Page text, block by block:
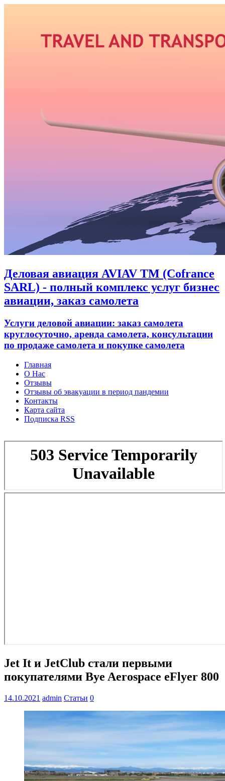
Деловая авиация AVIAV TM (Cofrance
SARL) - полный комплекс услуг бизнес
авиации, заказ самолета
Услуги деловой авиации: заказ самолета
круглосуточно, аренда самолета, консультации
по продаже самолета и покупке самолета
Главная
О Нас
Отзывы
Отзывы об эвакуации в период пандемии
Контакты
Карта сайта
Подписка RSS
Jet It и JetClub стали первыми
покупателями Bye Aerospace eFlyer 800
14.10.2021 admin Статьи 0
Узнать больше.